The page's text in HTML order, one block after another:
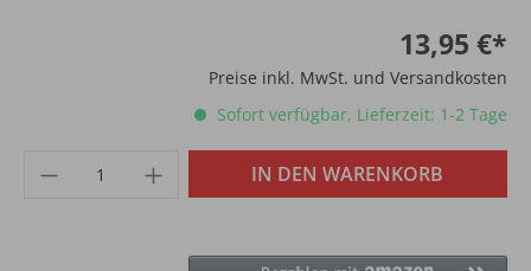
13,95 €*
Preise inkl. MwSt. und Versandkosten
Sofort verfügbar, Lieferzeit: 1-2 Tage
IN DEN WARENKORB